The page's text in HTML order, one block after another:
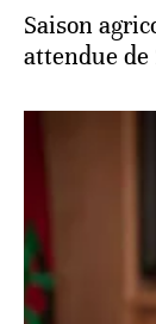
Saison
attendue de